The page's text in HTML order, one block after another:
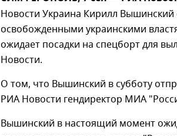
Новости Украина Кирилл
освобожденными украинскими
ожидает посадки на спецборт для
Новости.
О том, что Вышинский в субботу
РИА Новости гендиректор МИА
Вышинский в настоящий момент